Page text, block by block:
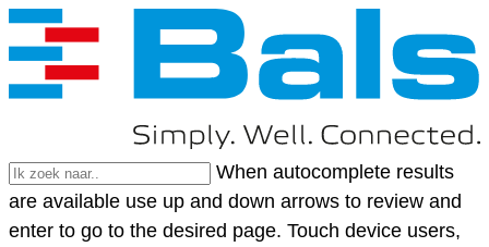
When autocomplete results
are available use up and down arrows to review and
enter to go to the desired page. Touch device users,